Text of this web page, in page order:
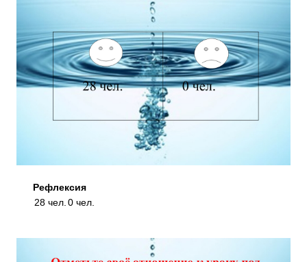
Рефлексия
28 чел. 0 чел.